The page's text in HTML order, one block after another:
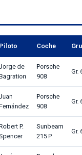
Piloto Coche
de
Porsche
908
Gr.
Porsche
908
Gr.
P.
Sunbeam
215 P
Gr.